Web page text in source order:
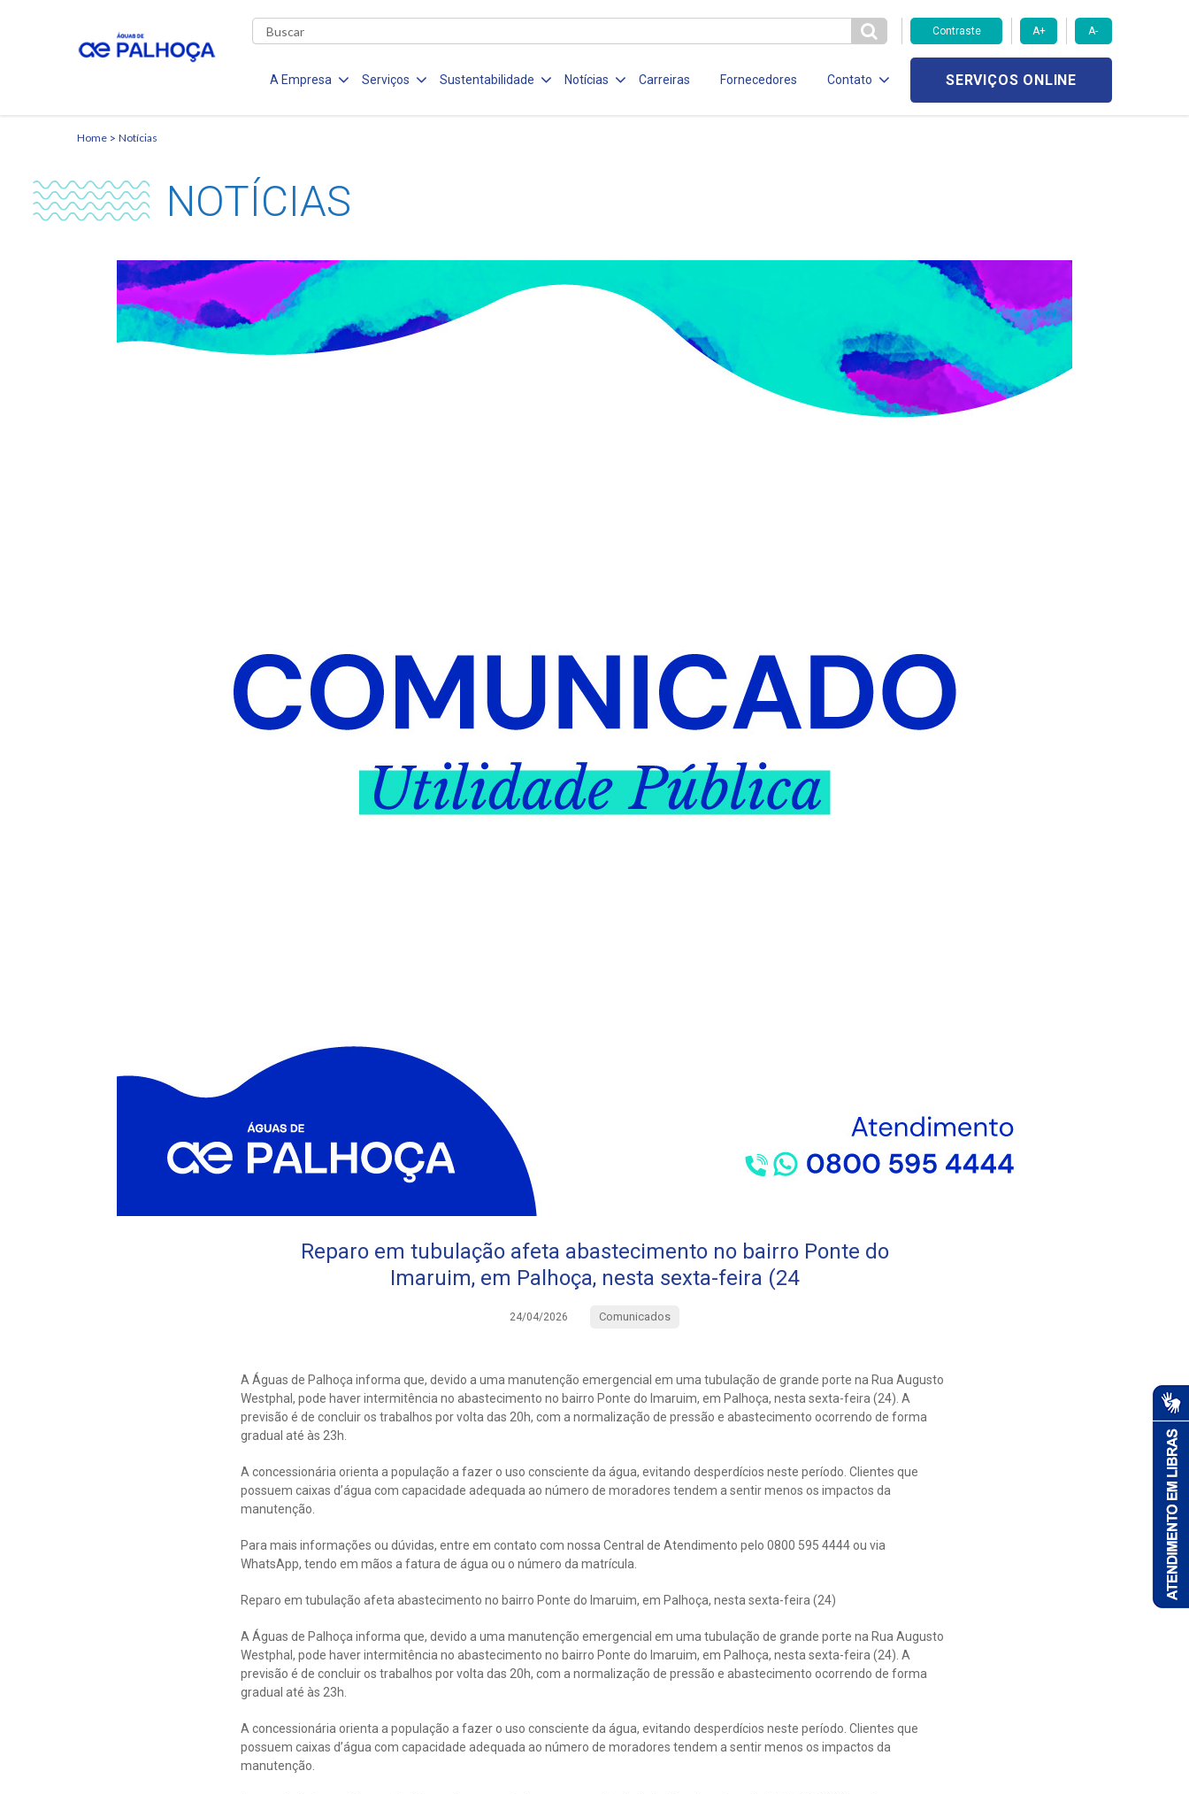
Contraste A+ A-
A Empresa Serviços Sustentabilidade Notícias Carreiras Fornecedores Contato SERVIÇOS ONLINE
Home Notícias
NOTÍCIAS
Reparo em tubulação afeta abastecimento no bairro Ponte do
Imaruim, em Palhoça, nesta sexta-feira (24
24/04/2026 Comunicados
A Águas de Palhoça informa que, devido a uma manutenção emergencial em uma tubulação de grande porte na Rua Augusto
Westphal, pode haver intermitência no abastecimento no bairro Ponte do Imaruim, em Palhoça, nesta sexta-feira (24). A
previsão é de concluir os trabalhos por volta das 20h, com a normalização de pressão e abastecimento ocorrendo de forma
gradual até às 23h.
A concessionária orienta a população a fazer o uso consciente da água, evitando desperdícios neste período. Clientes que
possuem caixas d’água com capacidade adequada ao número de moradores tendem a sentir menos os impactos da
manutenção.
Para mais informações ou dúvidas, entre em contato com nossa Central de Atendimento pelo 0800 595 4444 ou via
WhatsApp, tendo em mãos a fatura de água ou o número da matrícula.
Reparo em tubulação afeta abastecimento no bairro Ponte do Imaruim, em Palhoça, nesta sexta-feira (24)
A Águas de Palhoça informa que, devido a uma manutenção emergencial em uma tubulação de grande porte na Rua Augusto
Westphal, pode haver intermitência no abastecimento no bairro Ponte do Imaruim, em Palhoça, nesta sexta-feira (24). A
previsão é de concluir os trabalhos por volta das 20h, com a normalização de pressão e abastecimento ocorrendo de forma
gradual até às 23h.
A concessionária orienta a população a fazer o uso consciente da água, evitando desperdícios neste período. Clientes que
possuem caixas d’água com capacidade adequada ao número de moradores tendem a sentir menos os impactos da
manutenção.